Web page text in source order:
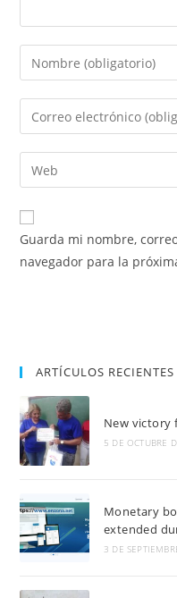
Introduce
tu
nombre
de
usuario
para
comentar
Introduce
tu
dirección
de
electrónico
para
comentar
Introduce
la
URL
de
Guarda mi nombre,
navegador para la
ARTÍCULOS RECIENTES
New victory
5 DE OCTUBRE
Monetary
extended
3 DE